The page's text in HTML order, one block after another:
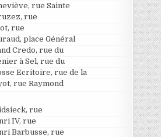
rue Sainte
rue
rue
place Général
Credo, rue du
à Sel, rue du
Ecritoire, rue de la
rue Raymond
rue
IV, rue
Barbusse, rue